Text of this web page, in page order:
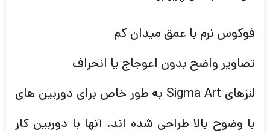
فوکوس نرم با عمق میدان کم
تصاویر واضح بدون اعوجاج یا انحراف
لنزهای Sigma Art به طور خاص برای دوربین های
با وضوح بالا طراحی شده اند. آنها با دوربین کار